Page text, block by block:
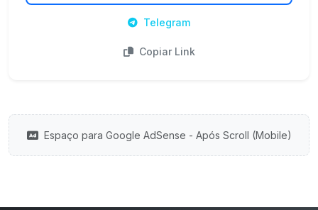
Telegram
Copiar Link
Espaço para Google AdSense - Após Scroll (Mobile)